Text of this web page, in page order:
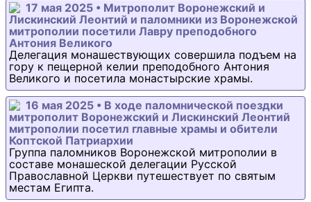
17 мая 2025 • Митрополит Воронежский и
Лискинский Леонтий и паломники из Воронежской
митрополии посетили Лавру преподобного
Антония Великого
Делегация монашествующих совершила подъем на
гору к пещерной келии преподобного Антония
Великого и посетила монастырские храмы.
16 мая 2025 • В ходе паломнической поездки
митрополит Воронежский и Лискинский Леонтий
митрополии посетил главные храмы и обители
Коптской Патриархии
Группа паломников Воронежской митрополии в
составе монашеской делегации Русской
Православной Церкви путешествует по святым
местам Египта.